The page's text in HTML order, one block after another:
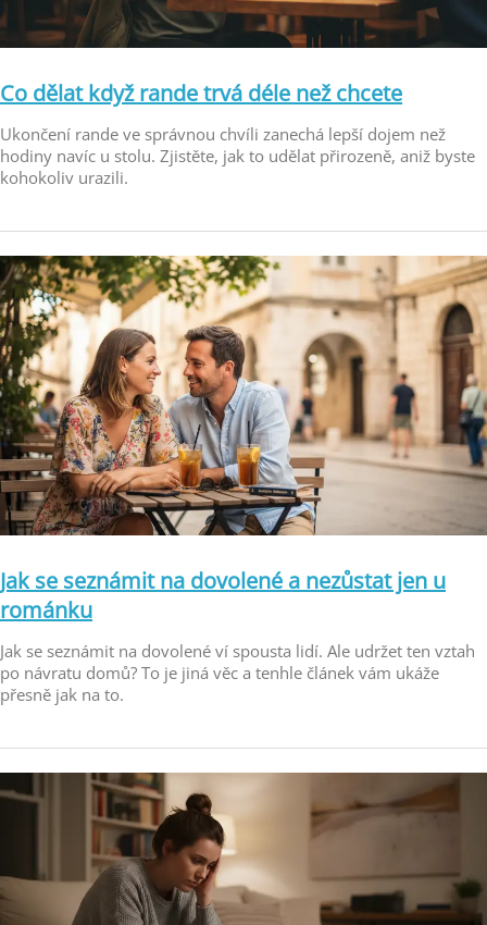
Co dělat když rande trvá déle než chcete
Ukončení rande ve správnou chvíli zanechá lepší dojem než
hodiny navíc u stolu. Zjistěte, jak to udělat přirozeně, aniž byste
kohokoliv urazili.
Jak se seznámit na dovolené a nezůstat jen u
románku
Jak se seznámit na dovolené ví spousta lidí. Ale udržet ten vztah
po návratu domů? To je jiná věc a tenhle článek vám ukáže
přesně jak na to.